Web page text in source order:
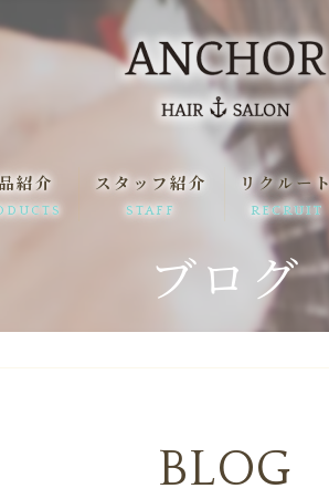
紹介 スタッフ紹介
STAFF
リクルート
RECRUIT
一日の流れ
ブログ
BLOG